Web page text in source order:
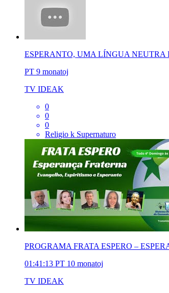
ESPERANTO, UMA LÍNGUA
PT 9 monatoj
TV IDEAK
0
0
0
Religio k Supernaturo
PROGRAMA FRATA ESPERO –
01:41:13 PT 10 monatoj
TV IDEAK